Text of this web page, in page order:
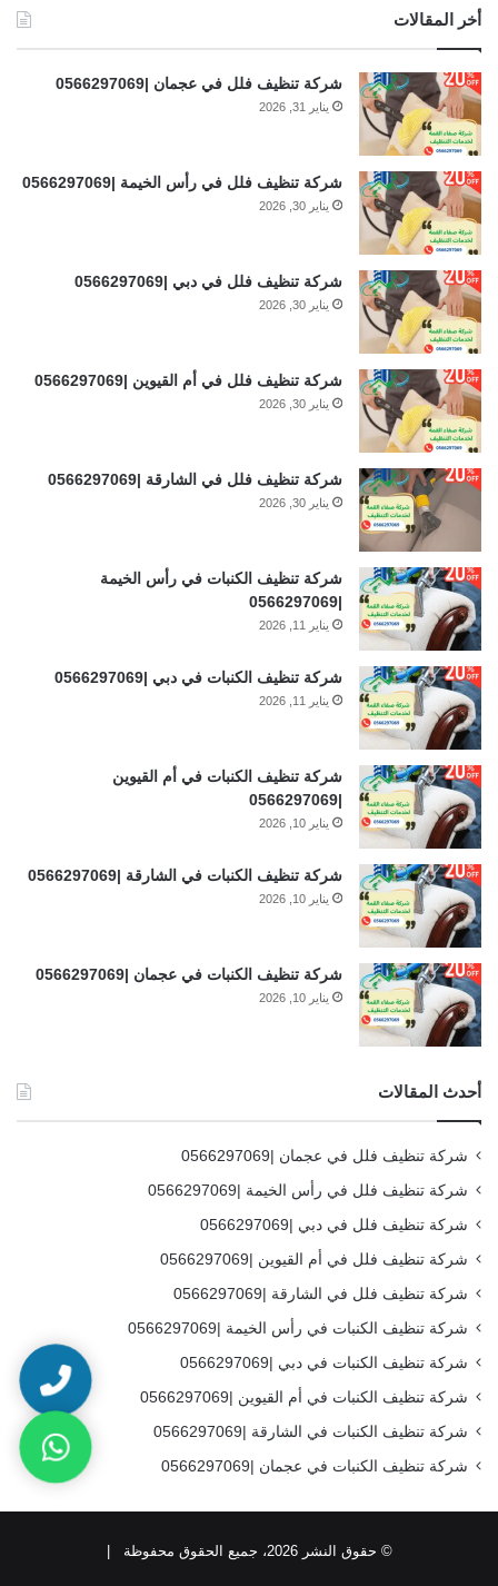
أخر المقالات
شركة تنظيف فلل في عجمان |0566297069
يناير 31, 2026
شركة تنظيف فلل في رأس الخيمة |0566297069
يناير 30, 2026
شركة تنظيف فلل في دبي |0566297069
يناير 30, 2026
شركة تنظيف فلل في أم القيوين |0566297069
يناير 30, 2026
شركة تنظيف فلل في الشارقة |0566297069
يناير 30, 2026
شركة تنظيف الكنبات في رأس الخيمة
|0566297069
يناير 11, 2026
شركة تنظيف الكنبات في دبي |0566297069
يناير 11, 2026
شركة تنظيف الكنبات في أم القيوين
|0566297069
يناير 10, 2026
شركة تنظيف الكنبات في الشارقة |0566297069
يناير 10, 2026
شركة تنظيف الكنبات في عجمان |0566297069
يناير 10, 2026
أحدث المقالات
شركة تنظيف فلل في عجمان |0566297069
شركة تنظيف فلل في رأس الخيمة |0566297069
شركة تنظيف فلل في دبي |0566297069
شركة تنظيف فلل في أم القيوين |0566297069
شركة تنظيف فلل في الشارقة |0566297069
شركة تنظيف الكنبات في رأس الخيمة |0566297069
شركة تنظيف الكنبات في دبي |0566297069
شركة تنظيف الكنبات في أم القيوين |0566297069
شركة تنظيف الكنبات في الشارقة |0566297069
شركة تنظيف الكنبات في عجمان |0566297069
© حقوق النشر 2026، جميع الحقوق محفوظة |